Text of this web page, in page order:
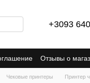
+3093
Отзывы о
Чековые принтеры Принтер